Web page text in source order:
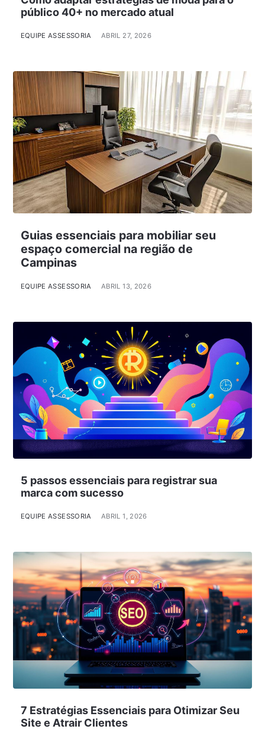
público 40+ no mercado atual
EQUIPE ASSESSORIA ABRIL 27, 2026
Guias essenciais para mobiliar seu
espaço comercial na região de
Campinas
EQUIPE ASSESSORIA ABRIL 13, 2026
5 passos essenciais para registrar sua
marca com sucesso
EQUIPE ASSESSORIA ABRIL 1, 2026
7 Estratégias Essenciais para Otimizar Seu
Site e Atrair Clientes